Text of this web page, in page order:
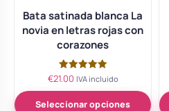
Bata satinada blanca La
novia en letras rojas con
corazones
Valorado
5.00
de 5
€21.00 IVA incluido
Seleccionar opciones